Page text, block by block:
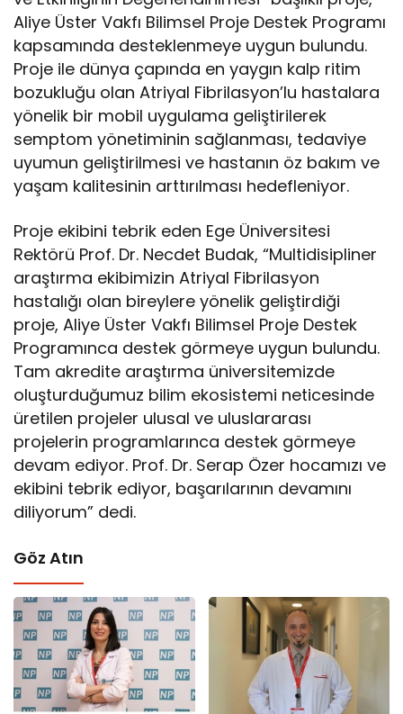
Aliye Üster Vakfı Bilimsel Proje Destek Programı
kapsamında desteklenmeye uygun bulundu.
Proje ile dünya çapında en yaygın kalp ritim
bozukluğu olan Atriyal Fibrilasyon’lu hastalara
yönelik bir mobil uygulama geliştirilerek
semptom yönetiminin sağlanması, tedaviye
uyumun geliştirilmesi ve hastanın öz bakım ve
yaşam kalitesinin arttırılması hedefleniyor.
Proje ekibini tebrik eden Ege Üniversitesi
Rektörü Prof. Dr. Necdet Budak, “Multidisipliner
araştırma ekibimizin Atriyal Fibrilasyon
hastalığı olan bireylere yönelik geliştirdiği
proje, Aliye Üster Vakfı Bilimsel Proje Destek
Programınca destek görmeye uygun bulundu.
Tam akredite araştırma üniversitemizde
oluşturduğumuz bilim ekosistemi neticesinde
üretilen projeler ulusal ve uluslararası
projelerin programlarınca destek görmeye
devam ediyor. Prof. Dr. Serap Özer hocamızı ve
ekibini tebrik ediyor, başarılarının devamını
diliyorum” dedi.
Göz Atın